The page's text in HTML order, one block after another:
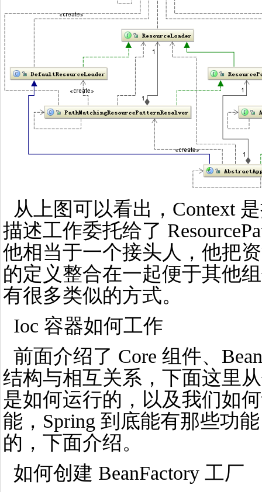
从上图可以看出，Context
描述工作委托给了
他相当于一个接头人，他把
的定义整合在一起便于其他
有很多类似的方式。
Ioc 容器如何工作
前面介绍了 Core 组件、
结构与相互关系，下面这里
是如何运行的，以及我们如
能，Spring 到底能有那些功
的，下面介绍。
如何创建 BeanFactory 工厂